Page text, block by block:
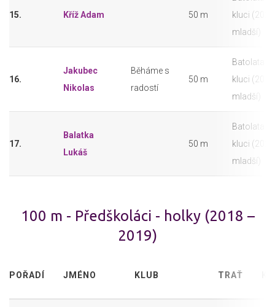
15. Kříž Adam 50 m
kluci
mladší)
16.
Jakubec
Nikolas
Běháme s
radostí
50 m
Batolata -
kluci
mladší)
17.
Balatka
Lukáš
50 m
Batolata -
kluci
mladší)
100 m - Předškoláci - holky (2018 –
2019)
POŘADÍ JMÉNO KLUB TRAŤ